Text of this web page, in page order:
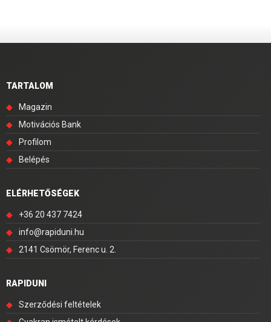
TARTALOM
◆
Magazin
◆
Motivációs Bank
◆
Profilom
◆
Belépés
ELÉRHETŐSÉGEK
◆
+36 20 437 7424
◆
info@rapiduni.hu
◆
2141 Csömör, Ferenc u. 2.
RAPIDUNI
◆
Szerződési feltételek